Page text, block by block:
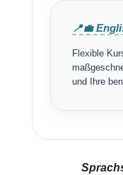
📍💼
Flexible
und Ihre